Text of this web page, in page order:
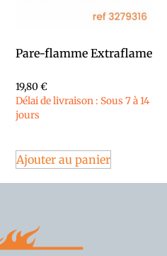
Pare-flamme Extraflame
19,80€
Délai de livraison : Sous 7 à 14
jours
Ajouter au panier